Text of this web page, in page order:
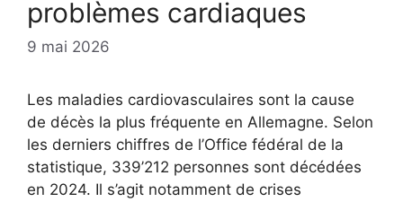
problèmes cardiaques
9 mai 2026
Les maladies cardiovasculaires sont la cause
de décès la plus fréquente en Allemagne. Selon
les derniers chiffres de l’Office fédéral de la
statistique, 339’212 personnes sont décédées
en 2024. Il s’agit notamment de crises